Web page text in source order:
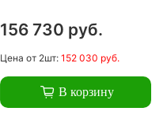
156 730 руб.
Цена от 2шт: 152 030 руб.
В корзину